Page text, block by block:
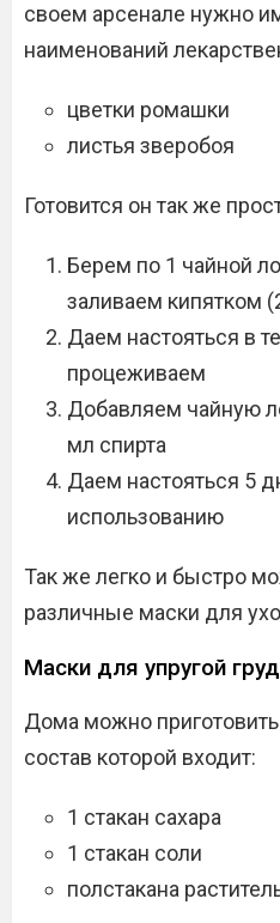
своем арсенале нужно
наименований
цветки ромашки
листья зверобоя
Готовится он так же
Берем по 1 чайной
заливаем кипятком
Даем настояться в
процеживаем
Добавляем чайную
мл спирта
Даем настояться 5
использованию
Так же легко и быстро
различные маски для
Маски для упругой
Дома можно
состав которой входит:
1 стакан сахара
1 стакан соли
полстакана